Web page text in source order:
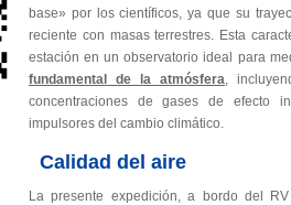
base» por los científicos, ya que su
reciente con masas terrestres. Esta
estación en un observatorio ideal para
fundamental de la atmósfera,
concentraciones de gases de efecto
impulsores del cambio climático.
Calidad del aire
La presente expedición, a bordo del